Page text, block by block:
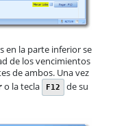
en la parte inferior se
de los vencimientos
de ambos. Una vez
o la tecla F12
de su